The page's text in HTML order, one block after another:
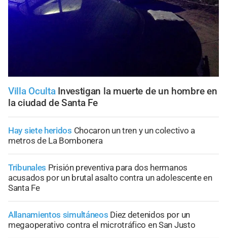
Villa Oculta Investigan la muerte de un hombre en
la ciudad de Santa Fe
Hay siete heridos Chocaron un tren y un colectivo a
metros de La Bombonera
Tribunales Prisión preventiva para dos hermanos
acusados por un brutal asalto contra un adolescente en
Santa Fe
Allanamientos simultáneos Diez detenidos por un
megaoperativo contra el microtráfico en San Justo